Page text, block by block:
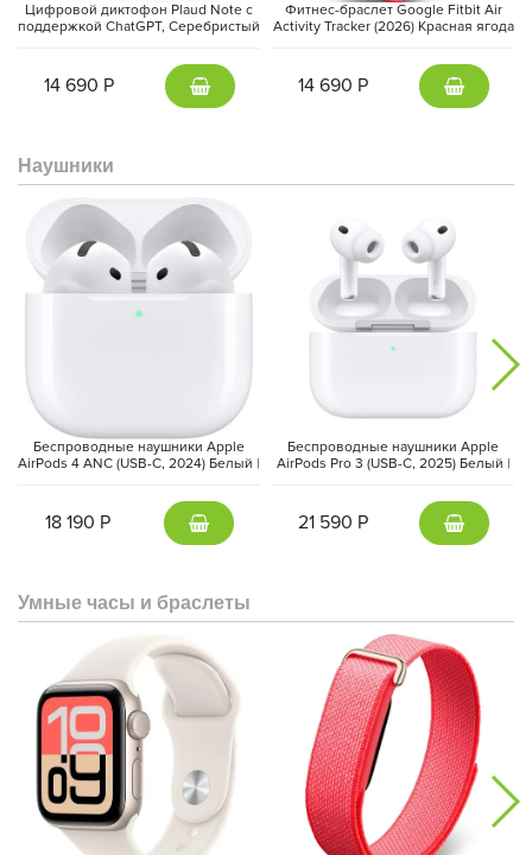
профессиональное качество изображения. Пиковая яркость
до1600 нит, стабильная яркость1000 нити контрастность1
детализированным — идеально для работы с фото, видео и
MacBook Pro 14″ обеспечивает автономность на весь деньи
от сети. macOS обеспечивает быструю работу приложений,
включая FaceTime, Messages и профессиональные программы,
управлять смартфоном прямо с Mac.
Цифровой диктофон Plaud Note с
поддержкой ChatGPT, Серебристый
14 690 Р
Фитнес-браслет Google Fitbit Air
Activity Tracker (2026) Красная ягода
14 690 Р
Наушники
Беспроводные наушники Apple
AirPods 4 ANC (USB-C, 2024) Белый |
18 190 Р
Беспроводные наушники Apple
AirPods Pro 3 (USB-C, 2025) Белый |
21 590 Р
Умные часы и браслеты